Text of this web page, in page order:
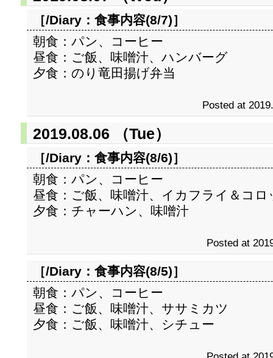
［/Diary： 食事内容(8/7)］
朝食：パン、コーヒー
昼食：ご飯、味噌汁、ハンバーグ
夕食：のり竜田揚げ弁当
Posted at
2019.08.06 （Tue）
［/Diary： 食事内容(8/6)］
朝食：パン、コーヒー
昼食：ご飯、味噌汁、イカフライ＆コロ
夕食：チャーハン、味噌汁
Posted at
［/Diary： 食事内容(8/5)］
朝食：パン、コーヒー
昼食：ご飯、味噌汁、ササミカツ
夕食：ご飯、味噌汁、シチュー